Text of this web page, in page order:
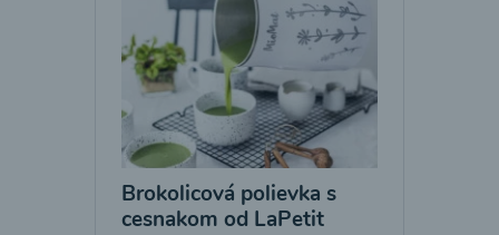
Brokolicová polievka s
cesnakom od LaPetit